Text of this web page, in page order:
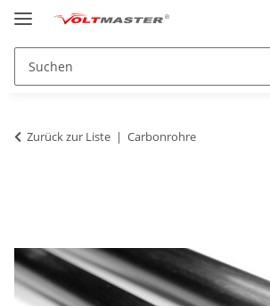
Zurück zur Liste Carbonrohre